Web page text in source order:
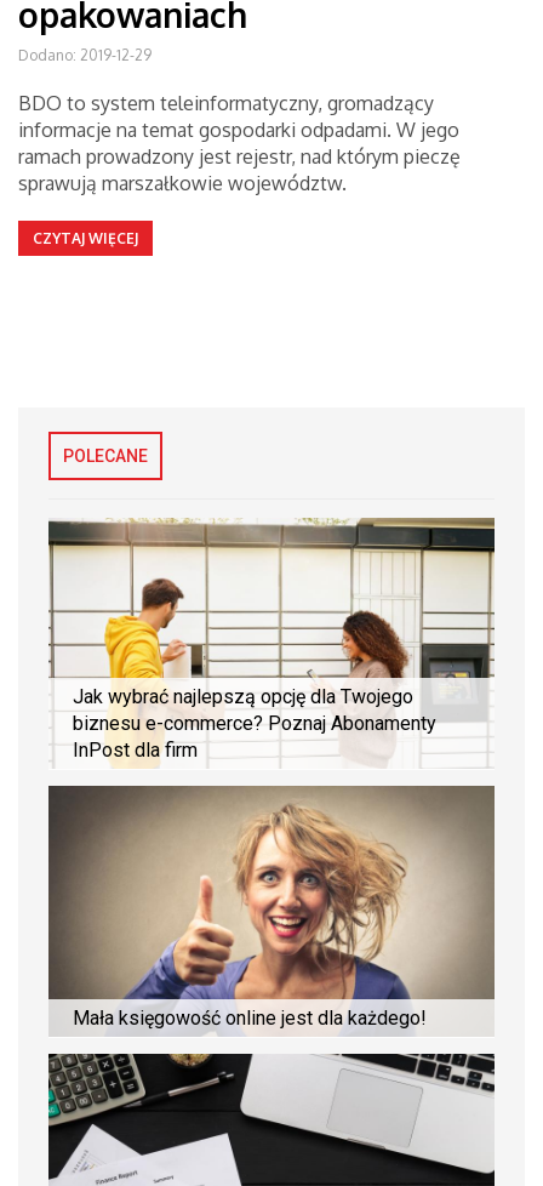
opakowaniach
Dodano: 2019-12-29
BDO to system teleinformatyczny, gromadzący
informacje na temat gospodarki odpadami. W jego
ramach prowadzony jest rejestr, nad którym pieczę
sprawują marszałkowie województw.
CZYTAJ WIĘCEJ
POLECANE
Jak wybrać najlepszą opcję dla Twojego
biznesu e-commerce? Poznaj Abonamenty
InPost dla firm
Mała księgowość online jest dla każdego!